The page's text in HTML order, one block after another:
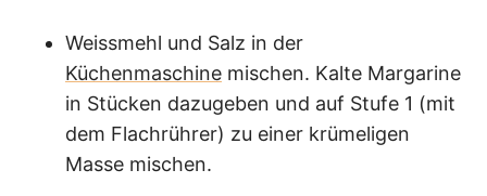
Weissmehl und Salz in der
Küchenmaschine mischen. Kalte Margarine
in Stücken dazugeben und auf Stufe 1 (mit
dem Flachrührer) zu einer krümeligen
Masse mischen.